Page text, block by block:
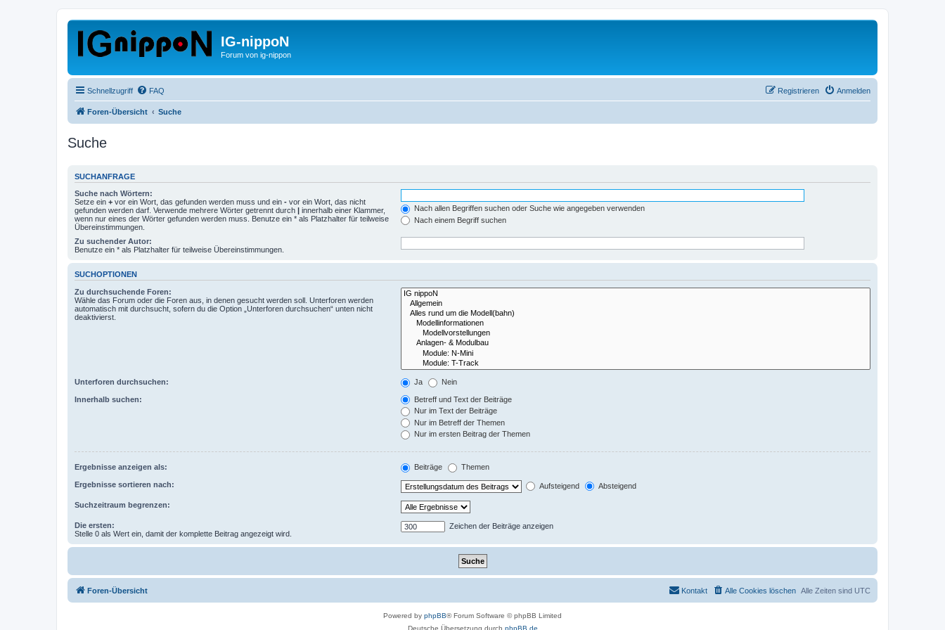
IG-nippoN
Forum von ig-nippon
Schnellzugriff FAQ Anmelden
Registrieren
Foren-Übersicht Suche
Suche
SUCHANFRAGE
Suche nach Wörtern:
Setze ein + vor ein Wort, das gefunden werden muss und ein - vor ein Wort, das nicht
gefunden werden darf. Verwende mehrere Wörter getrennt durch | innerhalb einer Klammer,
wenn nur eines der Wörter gefunden werden muss. Benutze ein * als Platzhalter für teilweise
Übereinstimmungen.
Nach allen Begriffen suchen oder Suche wie angegeben verwenden
Nach einem Begriff suchen
Zu suchender Autor:
Benutze ein * als Platzhalter für teilweise Übereinstimmungen.
SUCHOPTIONEN
Zu durchsuchende Foren:
Wähle das Forum oder die Foren aus, in denen gesucht werden soll. Unterforen werden
automatisch mit durchsucht, sofern du die Option „Unterforen durchsuchen“ unten nicht
deaktivierst.
Unterforen durchsuchen: Ja Nein
Innerhalb suchen:
Betreff und Text der Beiträge
Nur im Text der Beiträge
Nur im Betreff der Themen
Nur im ersten Beitrag der Themen
Ergebnisse anzeigen als: Beiträge Themen
Ergebnisse sortieren nach: Aufsteigend Absteigend
Suchzeitraum begrenzen:
Die ersten:
Stelle 0 als Wert ein, damit der komplette Beitrag angezeigt wird.
Zeichen der Beiträge anzeigen
Foren-Übersicht Alle Zeiten sind UTC
Alle Cookies löschen
Kontakt
Powered by phpBB® Forum Software © phpBB Limited
Deutsche Übersetzung durch phpBB.de